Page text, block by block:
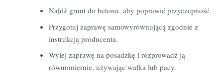
Nałóż grunt do betonu, aby poprawić przyczepność.
Przygotuj zaprawę samowyrównującą zgodnie z
instrukcją producenta.
Wylej zaprawę na posadzkę i rozprowadź ją
równomiernie, używając wałka lub pacy.